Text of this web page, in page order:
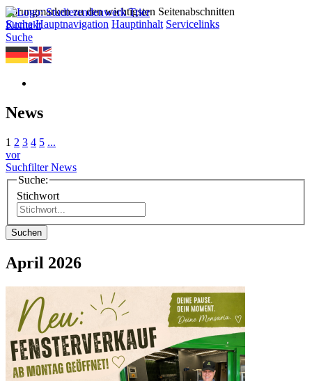
Sprungmarken zu den wichtigsten Seitenabschnitten
Suche Hauptnavigation Hauptinhalt Servicelinks
Kontakt
Suche
News
1 2 3 4 5 ...
vor
Suchfilter News
Suche:
Stichwort
Suchen
April 2026